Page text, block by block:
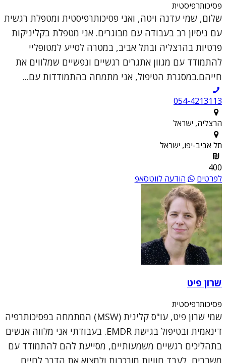
פסיכותרפיסטית
שלום, שמי עדנה ויטה, ואני פסיכותרפיסטית ומטפלת רגשית
עם ניסיון רב בעבודה עם מבוגרים. אני מטפלת בקליניקות
פרטיות בהרצליה ובתל אביב, במטרה לסייע למטופליי
להתמודד עם מגוון אתגרים רגשיים ונפשיים שמלווים את
חייהם.במסגרת הטיפול, אני מתמחה בהתמודדות עם...
054-4213113
הרצליה, ישראל
תל אביב-יפו, ישראל
400
לפרטים
הודעה לווטסאפ
שרון פיט
פסיכותרפיסטית
שמי שרון פיט, עו"ס קלינית (MSW) המתמחה בפסיכותרפיה
דינאמית ובטיפול בגישת EMDR. בעבודתי אני מלווה אנשים
בתהליכים רגשיים משמעותיים, מסייעת להם להתמודד עם
משברים, לעבד חוויות מורכבות ולמצוא את הדרך לחיים